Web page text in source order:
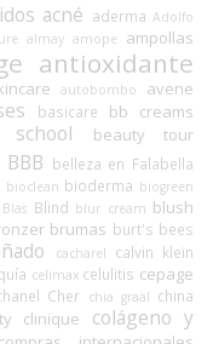
acné aderma Adolfo
almay amope ampollas
antioxidante
autobombo avene
basicare bb creams
school beauty tour
belleza en Falabella
bioclean bioderma biogreen
Blas Blind blur cream blush
brumas burt's bees
cacharel
calvin klein
celimax celulitis cepage
Cher chia graal china
clinique
colágeno y